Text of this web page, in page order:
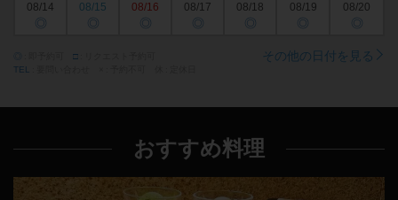
08/14
◎
08/15
◎
08/16
◎
08/17
◎
08/18
◎
08/19
◎
08/20
◎
□
TEL
その他の日付を見る
おすすめ料理